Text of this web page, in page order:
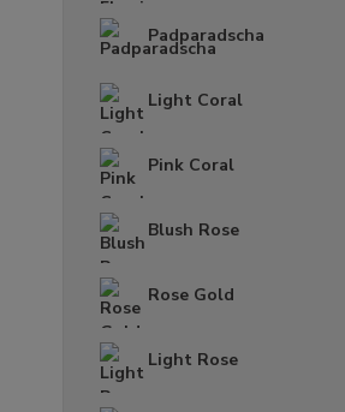
Padparadscha
Light Coral
Pink Coral
Blush Rose
Rose Gold
Light Rose